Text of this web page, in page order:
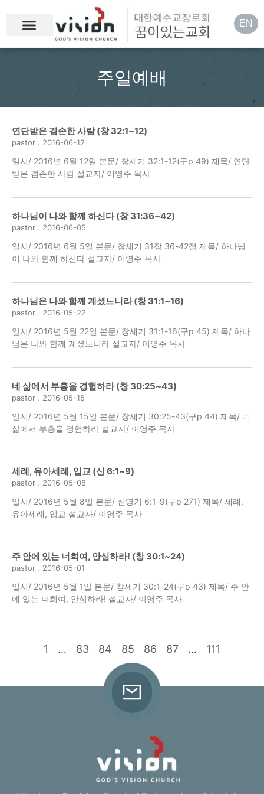
EN
주일예배
연단받은 겸손한 사람 (창 32:1~12)
pastor 2016-06-12
일시/ 2016년 6월 12일 본문/ 창세기 32:1-12(구p 49) 제목/ 연단
받은 겸손한 사람 설교자/ 이영주 목사
하나님이 나와 함께 하신다 (창 31:36~42)
pastor 2016-06-05
일시/ 2016년 6월 5일 본문/ 창세기 31장 36-42절 제목/ 하나님
이 나와 함께 하신다 설교자/ 이영주 목사
하나님은 나와 함께 계셨느니라 (창 31:1~16)
pastor 2016-05-22
일시/ 2016년 5월 22일 본문/ 창세기 31:1-16(구p 45) 제목/ 하나
님은 나와 함께 계셨느니라 설교자/ 이영주 목사
네 삶에서 부흥을 경험하라 (창 30:25~43)
pastor 2016-05-15
일시/ 2016년 5월 15일 본문/ 창세기 30:25-43(구p 44) 제목/ 네
삶에서 부흥을 경험하라 설교자/ 이영주 목사
세례, 유아세례, 입교 (신 6:1~9)
pastor 2016-05-08
일시/ 2016년 5월 8일 본문/ 신명기 6:1-9(구p 271) 제목/ 세례,
유아세례, 입교 설교자/ 이영주 목사
주 안에 있는 너희여, 안심하라! (창 30:1~24)
pastor 2016-05-01
일시/ 2016년 5월 1일 본문/ 창세기 30:1-24(구p 43) 제목/ 주 안
에 있는 너희여, 안심하라! 설교자/ 이영주 목사
1 … 83 84 85 86 87 … 111